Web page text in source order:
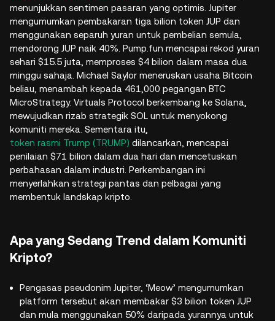
menunjukkan sentimen pasaran yang optimis. Jupiter
mengumumkan pembakaran tiga bilion token JUP dan
menggunakan separuh yuran untuk pembelian semula,
mendorong JUP naik 40%. Pump.fun mencapai rekod yuran
sehari $15.5 juta, memproses $4 bilion dalam masa dua
minggu sahaja. Michael Saylor meneruskan usaha Bitcoin
beliau, menambah kepada 461,000 pegangan BTC
MicroStrategy. Virtuals Protocol berkembang ke Solana,
mewujudkan rizab strategik SOL untuk menyokong
komuniti mereka. Sementara itu,
token rasmi Trump (TRUMP) dilancarkan, mencapai
penilaian $71 bilion dalam dua hari dan mencetuskan
perbahasan dalam industri. Perkembangan ini
menyerlahkan strategi pantas dan pelbagai yang
membentuk landskap kripto.
Apa yang Sedang Trend dalam Komuniti
Kripto?
Pengasas pseudonim Jupiter, ‘Meow’ mengumumkan
platform tersebut akan membakar $3 bilion token JUP
dan mula menggunakan 50% daripada yurannya untuk